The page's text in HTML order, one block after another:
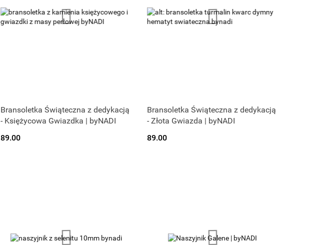
Bransoletka Świąteczna z dedykacją
- Księżycowa Gwiazdka | byNADI
89.00
Bransoletka Świąteczna z dedykacją
- Złota Gwiazda | byNADI
89.00